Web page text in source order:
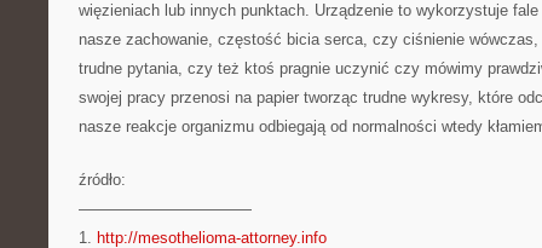
więzieniach lub innych punktach. Urządzenie to wykorzystuje
nasze zachowanie, częstość bicia serca, czy ciśnienie
trudne pytania, czy też ktoś pragnie uczynić czy mówimy
swojej pracy przenosi na papier tworząc trudne wykresy, które
nasze reakcje organizmu odbiegają od normalności wtedy
źródło:
———————————
1. http://mesothelioma-attorney.info